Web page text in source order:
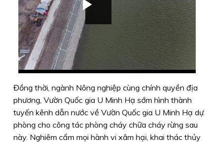
Đồng thời, ngành Nông nghiệp cùng chính quyền địa
phương, Vườn Quốc gia U Minh Hạ sớm hình thành
tuyến kênh dẫn nước về Vườn Quốc gia U Minh Hạ dự
phòng cho công tác phòng cháy chữa cháy rừng sau
này. Nghiêm cấm mọi hành vi xâm hại, khai thác thủy